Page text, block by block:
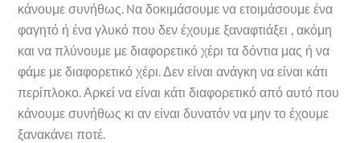
κάνουμε συνήθως. Nα δοκιμάσουμε να ετοιμάσουμε ένα
φαγητό ή ένα γλυκό που δεν έχουμε ξαναφτιάξει , ακόμη
και να πλύνουμε με διαφορετικό χέρι τα δόντια μας ή να
φάμε με διαφορετικό χέρι. Δεν είναι ανάγκη να είναι κάτι
περίπλοκο. Αρκεί να είναι κάτι διαφορετικό από αυτό που
κάνουμε συνήθως κι αν είναι δυνατόν να μην το έχουμε
ξανακάνει ποτέ.